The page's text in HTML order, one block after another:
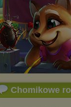
Chomikowe